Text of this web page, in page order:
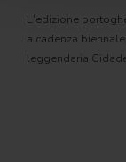
L'edizione
a cadenza
leggendaria